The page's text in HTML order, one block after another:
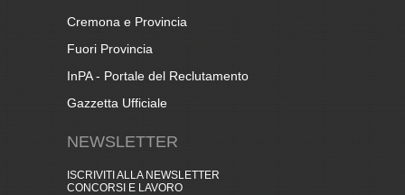
Cremona e Provincia
Fuori Provincia
InPA - Portale del Reclutamento
Gazzetta Ufficiale
NEWSLETTER
ISCRIVITI ALLA NEWSLETTER
CONCORSI E LAVORO